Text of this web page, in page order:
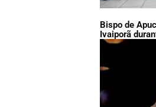
Bispo de
Ivaiporã